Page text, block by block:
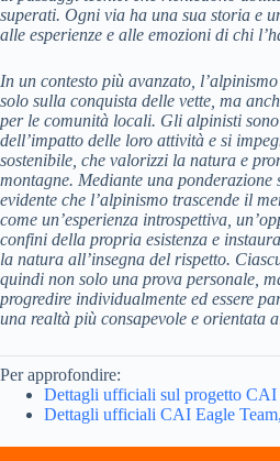
superati. Ogni via ha una sua storia e
alle esperienze e alle emozioni di chi
In un contesto più avanzato,
solo sulla conquista delle vette, ma
per le comunità locali. Gli alpinisti
dell’impatto delle loro attività e si
sostenibile, che valorizzi la natura e
montagne. Mediante una ponderazione
evidente che l’alpinismo trascende il
come un’esperienza introspettiva,
confini della propria esistenza e
la natura all’insegna del rispetto.
quindi non solo una prova personale,
progredire individualmente ed essere
una realtà più consapevole e orientata
Per approfondire:
Dettagli ufficiali sul progetto CAI
Dettagli ufficiali CAI Eagle